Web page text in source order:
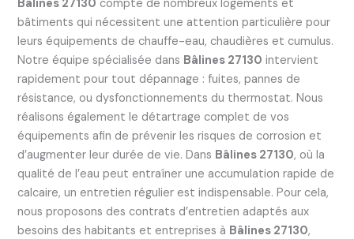
Bâlines 27130 compte de nombreux logements et
bâtiments qui nécessitent une attention particulière pour
leurs équipements de chauffe-eau, chaudières et cumulus.
Notre équipe spécialisée dans Bâlines 27130 intervient
rapidement pour tout dépannage : fuites, pannes de
résistance, ou dysfonctionnements du thermostat. Nous
réalisons également le détartrage complet de vos
équipements afin de prévenir les risques de corrosion et
d’augmenter leur durée de vie. Dans Bâlines 27130, où la
qualité de l’eau peut entraîner une accumulation rapide de
calcaire, un entretien régulier est indispensable. Pour cela,
nous proposons des contrats d’entretien adaptés aux
besoins des habitants et entreprises à Bâlines 27130,